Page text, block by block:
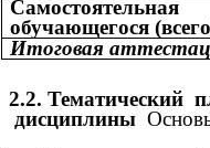
обучающегося
Итоговая
2.2. Тематический
дисциплины